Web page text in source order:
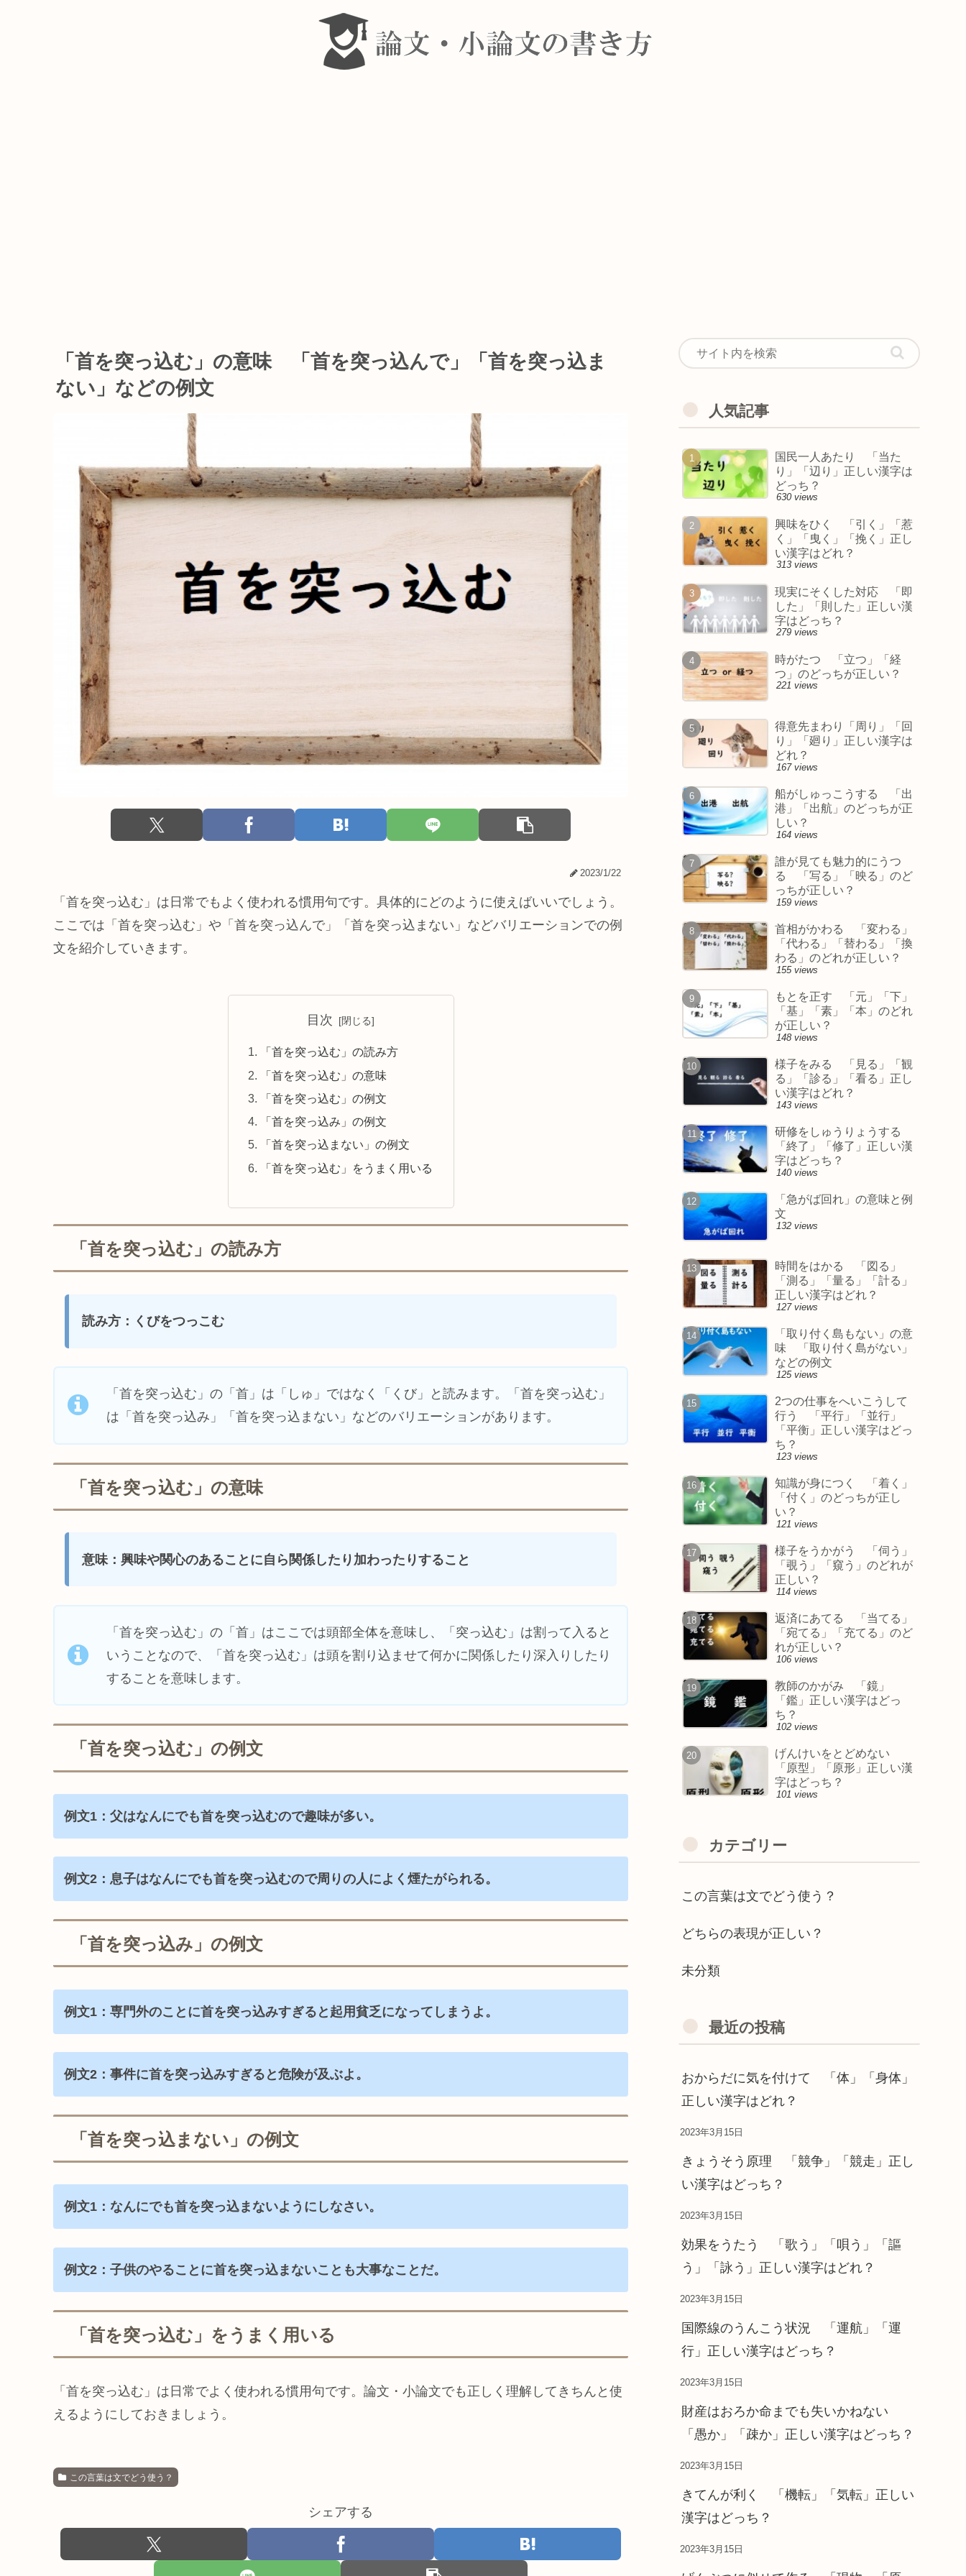
「首を突っ込む」の意味 「首を突っ込んで」「首を突っ込ま
ない」などの例文
2023/1/22
「首を突っ込む」は日常でもよく使われる慣用句です。具体的にどのように使えばいいでしょう。
ここでは「首を突っ込む」や「首を突っ込んで」「首を突っ込まない」などバリエーションでの例
文を紹介していきます。
目次
「首を突っ込む」の読み方
「首を突っ込む」の意味
「首を突っ込む」の例文
「首を突っ込み」の例文
「首を突っ込まない」の例文
「首を突っ込む」をうまく用いる
「首を突っ込む」の読み方
読み方：くびをつっこむ
「首を突っ込む」の「首」は「しゅ」ではなく「くび」と読みます。「首を突っ込む」
は「首を突っ込み」「首を突っ込まない」などのバリエーションがあります。
「首を突っ込む」の意味
意味：興味や関心のあることに自ら関係したり加わったりすること
「首を突っ込む」の「首」はここでは頭部全体を意味し、「突っ込む」は割って入ると
いうことなので、「首を突っ込む」は頭を割り込ませて何かに関係したり深入りしたり
することを意味します。
「首を突っ込む」の例文
例文1：父はなんにでも首を突っ込むので趣味が多い。
例文2：息子はなんにでも首を突っ込むので周りの人によく煙たがられる。
「首を突っ込み」の例文
例文1：専門外のことに首を突っ込みすぎると起用貧乏になってしまうよ。
例文2：事件に首を突っ込みすぎると危険が及ぶよ。
「首を突っ込まない」の例文
例文1：なんにでも首を突っ込まないようにしなさい。
例文2：子供のやることに首を突っ込まないことも大事なことだ。
「首を突っ込む」をうまく用いる
「首を突っ込む」は日常でよく使われる慣用句です。論文・小論文でも正しく理解してきちんと使
えるようにしておきましょう。
この言葉は文でどう使う？
シェアする
人気記事
国民一人あたり 「当た
り」「辺り」正しい漢字は
どっち？
630 views
興味をひく 「引く」「惹
く」「曳く」「挽く」正し
い漢字はどれ？
313 views
現実にそくした対応 「即
した」「則した」正しい漢
字はどっち？
279 views
時がたつ 「立つ」「経
つ」のどっちが正しい？
221 views
得意先まわり「周り」「回
り」「廻り」正しい漢字は
どれ？
167 views
船がしゅっこうする 「出
港」「出航」のどっちが正
しい？
164 views
誰が見ても魅力的にうつ
る 「写る」「映る」のど
っちが正しい？
159 views
首相がかわる 「変わる」
「代わる」「替わる」「換
わる」のどれが正しい？
155 views
もとを正す 「元」「下」
「基」「素」「本」のどれ
が正しい？
148 views
様子をみる 「見る」「観
る」「診る」「看る」正し
い漢字はどれ？
143 views
研修をしゅうりょうする
「終了」「修了」正しい漢
字はどっち？
140 views
「急がば回れ」の意味と例
文
132 views
時間をはかる 「図る」
「測る」「量る」「計る」
正しい漢字はどれ？
127 views
「取り付く島もない」の意
味 「取り付く島がない」
などの例文
125 views
2つの仕事をへいこうして
行う 「平行」「並行」
「平衡」正しい漢字はどっ
ち？
123 views
知識が身につく 「着く」
「付く」のどっちが正し
い？
121 views
様子をうかがう 「伺う」
「覗う」「窺う」のどれが
正しい？
114 views
返済にあてる 「当てる」
「宛てる」「充てる」のど
れが正しい？
106 views
教師のかがみ 「鏡」
「鑑」正しい漢字はどっ
ち？
102 views
げんけいをとどめない
「原型」「原形」正しい漢
字はどっち？
101 views
カテゴリー
この言葉は文でどう使う？
どちらの表現が正しい？
未分類
最近の投稿
おからだに気を付けて 「体」「身体」
正しい漢字はどれ？
2023年3月15日
きょうそう原理 「競争」「競走」正し
い漢字はどっち？
2023年3月15日
効果をうたう 「歌う」「唄う」「謳
う」「詠う」正しい漢字はどれ？
2023年3月15日
国際線のうんこう状況 「運航」「運
行」正しい漢字はどっち？
2023年3月15日
財産はおろか命までも失いかねない
「愚か」「疎か」正しい漢字はどっち？
2023年3月15日
きてんが利く 「機転」「気転」正しい
漢字はどっち？
2023年3月15日